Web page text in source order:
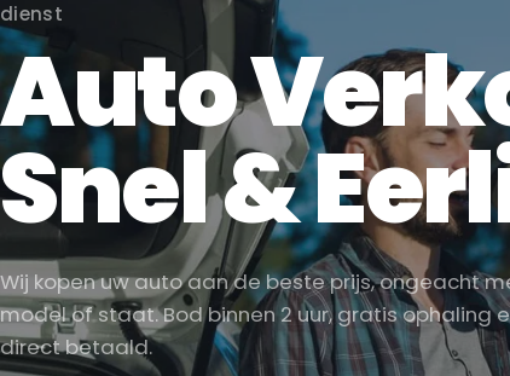
dienst
Auto
Snel &
Wij kopen uw auto aan de beste prijs, ongeacht
model of staat. Bod binnen 2 uur, gratis ophaling
direct betaald.